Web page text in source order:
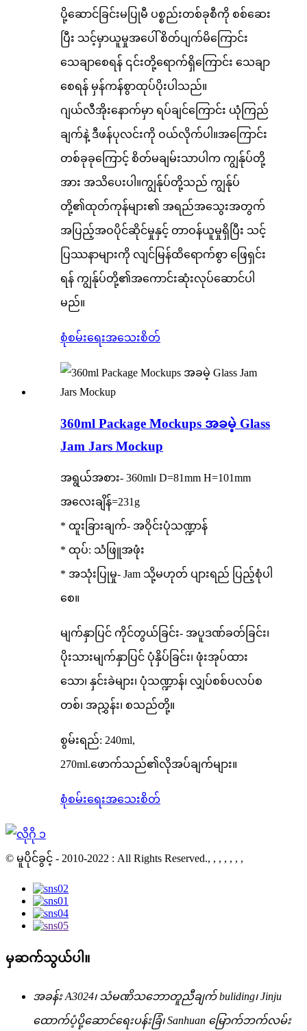
ပို့ဆောင်ခြင်းမပြုမီ ပစ္စည်းတစ်ခုစီကို စစ်ဆေး
ပြီး သင့်မှာယူမှုအပေါ် စိတ်ပျက်မိကြောင်း
သေချာစေရန် ၎င်းတို့ရောက်ရှိကြောင်း သေချာ
စေရန် မှန်ကန်စွာထုပ်ပိုးပါသည်။
ဂျယ်လီအိုးနောက်မှာ ရပ်ချင်ကြောင်း ယုံကြည်
ချက်နဲ့ ဒီဖန်ပုလင်းကို ဝယ်လိုက်ပါ။အကြောင်း
တစ်ခုခုကြောင့် စိတ်မချမ်းသာပါက ကျွန်ုပ်တို့
အား အသိပေးပါ။ကျွန်ုပ်တို့သည် ကျွန်ုပ်
တို့၏ထုတ်ကုန်များ၏ အရည်အသွေးအတွက်
အပြည့်အဝပိုင်ဆိုင်မှုနှင့် တာဝန်ယူမှုရှိပြီး သင့်
ပြဿနာများကို လျင်မြန်ထိရောက်စွာ ဖြေရှင်း
ရန် ကျွန်ုပ်တို့၏အကောင်းဆုံးလုပ်ဆောင်ပါ
မည်။
စုံစမ်းရေးအသေးစိတ်
360ml Package Mockups အခမဲ့ Glass
Jam Jars Mockup
အရွယ်အစား- 360ml၊ D=81mm H=101mm
အလေးချိန်=231g
* ထူးခြားချက်- အဝိုင်းပုံသဏ္ဍာန်
* ထုပ်: သံဖြူအဖုံး
* အသုံးပြုမှု- Jam သို့မဟုတ် ပျားရည် ပြည့်စုံပါ
စေ။
မျက်နှာပြင် ကိုင်တွယ်ခြင်း- အပူဒဏ်ခတ်ခြင်း၊
ပိုးသားမျက်နှာပြင် ပုံနှိပ်ခြင်း၊ ဖုံးအုပ်ထား
သော၊ နှင်းခဲများ၊ ပုံသဏ္ဍာန်၊ လျှပ်စစ်ပလပ်စ
တစ်၊ အညွှန်း၊ စသည်တို့။
စွမ်းရည်: 240ml,
270ml.ဖောက်သည်၏လိုအပ်ချက်များ။
စုံစမ်းရေးအသေးစိတ်
© မူပိုင်ခွင့် - 2010-2022 : All Rights Reserved., , , , , , ,
မှဆက်သွယ်ပါ။
အခန်း A3024၊ သံမဏိသဘောတူညီချက် buliding၊ Jinju
ထောက်ပံ့ပို့ဆောင်ရေးပန်းခြံ၊ Sanhuan မြောက်ဘက်လမ်း